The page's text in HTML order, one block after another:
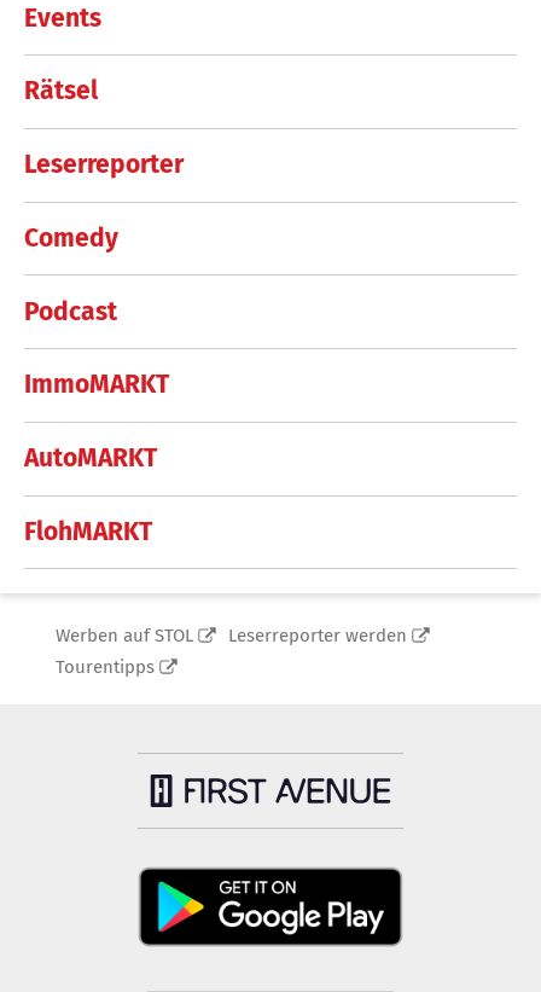
Events
Rätsel
Leserreporter
Comedy
Podcast
ImmoMARKT
AutoMARKT
FlohMARKT
Werben auf STOL
Leserreporter werden
Tourentipps